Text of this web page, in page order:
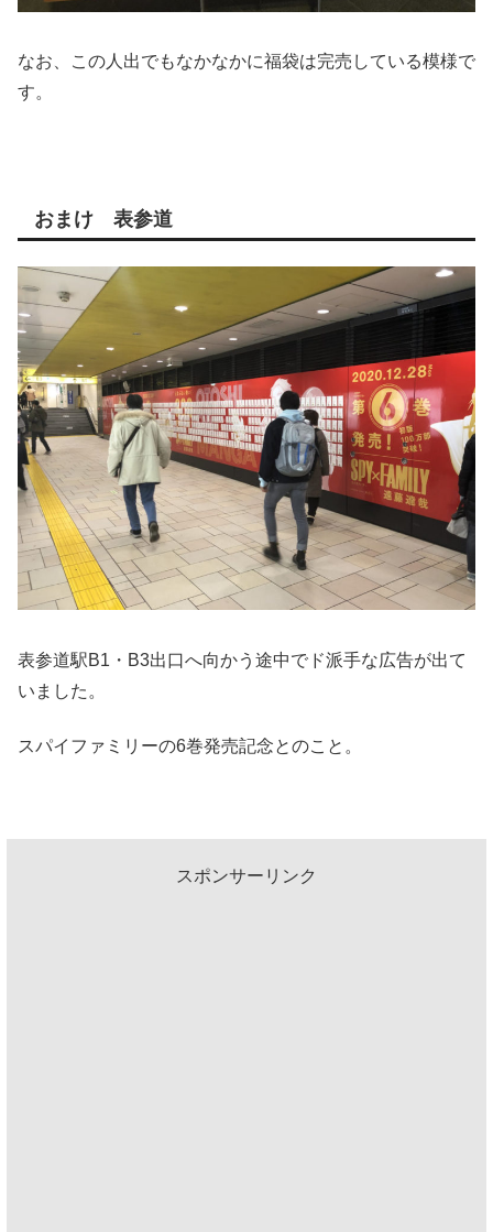
なお、この人出でもなかなかに福袋は完売している模様で
す。
おまけ 表参道
表参道駅B1・B3出口へ向かう途中でド派手な広告が出て
いました。
スパイファミリーの6巻発売記念とのこと。
スポンサーリンク